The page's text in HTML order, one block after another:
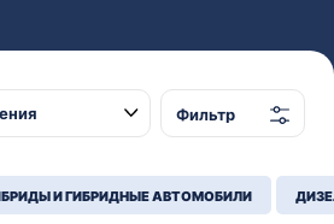
Фильтр
И ГИБРИДНЫЕ АВТОМОБИЛИ